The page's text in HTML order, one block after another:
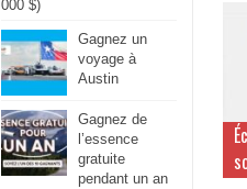
000 $)
Gagnez un
voyage à
Austin
Gagnez de
l’essence
gratuite
pendant un an